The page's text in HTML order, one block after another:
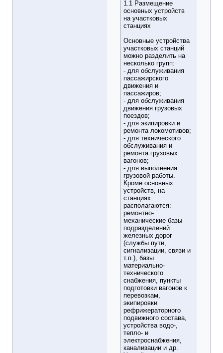
1.1 Размещение
основных устройств
на участковых
станциях
Основные устройства
участковых станций
можно разделить на
несколько групп:
- для обслуживания
пассажирского
движения и
пассажиров;
- для обслуживания
движения грузовых
поездов;
- для экипировки и
ремонта локомотивов;
- для технического
обслуживания и
ремонта грузовых
вагонов;
- для выполнения
грузовой работы.
Кроме основных
устройств, на
станциях
располагаются:
ремонтно-
механические базы
подразделений
железных дорог
(службы пути,
сигнализации, связи и
т.п.), базы
материально-
технического
снабжения, пункты
подготовки вагонов к
перевозкам,
экипировки
рефрижераторного
подвижного состава,
устройства водо-,
тепло- и
электроснабжения,
канализации и др.